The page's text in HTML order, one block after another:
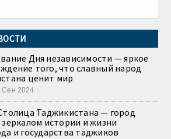
Дня независимости — яркое
того, что славный народ
ценит мир
2024
Таджикистана — город
истории и жизни
и государства таджиков